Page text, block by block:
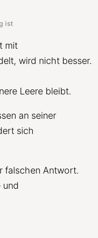
ist
mit
wird nicht besser.
Leere bleibt.
an seiner
sich
falschen Antwort.
und